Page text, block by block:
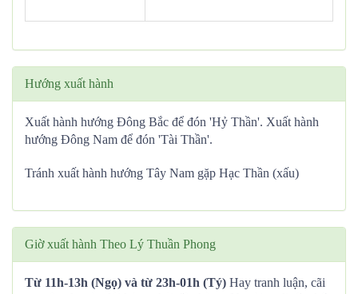
Hướng xuất hành
Xuất hành hướng Đông Bắc để đón 'Hỷ Thần'. Xuất hành
hướng Đông Nam để đón 'Tài Thần'.
Tránh xuất hành hướng Tây Nam gặp Hạc Thần (xấu)
Giờ xuất hành Theo Lý Thuần Phong
Từ 11h-13h (Ngọ) và từ 23h-01h (Tý) Hay tranh luận, cãi